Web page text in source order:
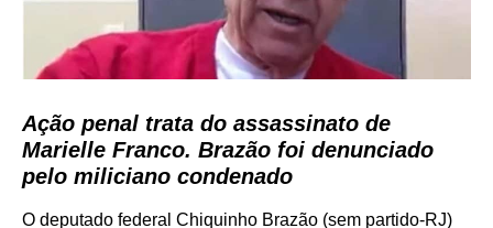
Ação penal trata do assassinato de
Marielle Franco. Brazão foi denunciado
pelo miliciano condenado
O deputado federal Chiquinho Brazão (sem partido-RJ)